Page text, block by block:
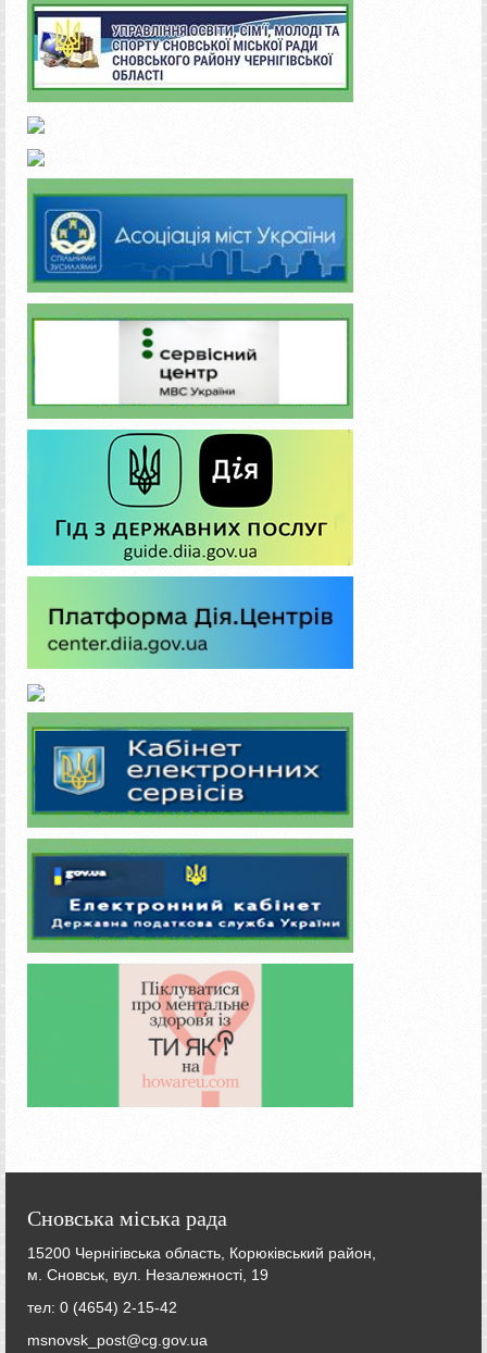
Сновська міська рада
15200 Чернігівська область, Корюківський район,
м. Сновськ, вул. Незалежності, 19
тел: 0 (4654) 2-15-42
msnovsk_post@cg.gov.ua